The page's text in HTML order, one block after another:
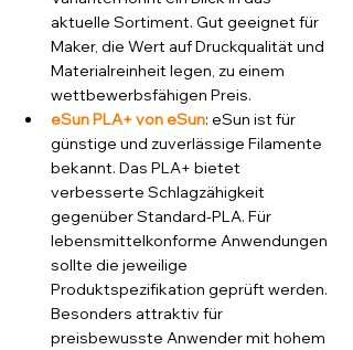
aktuelle Sortiment. Gut geeignet für
Maker, die Wert auf Druckqualität und
Materialreinheit legen, zu einem
wettbewerbsfähigen Preis.
eSun PLA+ von eSun: eSun ist für
günstige und zuverlässige Filamente
bekannt. Das PLA+ bietet
verbesserte Schlagzähigkeit
gegenüber Standard-PLA. Für
lebensmittelkonforme Anwendungen
sollte die jeweilige
Produktspezifikation geprüft werden.
Besonders attraktiv für
preisbewusste Anwender mit hohem